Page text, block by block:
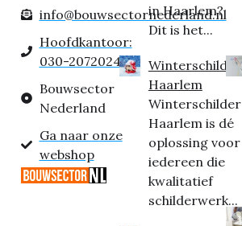
info@bouwsectornederland.nl
Hoofdkantoor:
030-2072024
Bouwsector
Nederland
Ga naar onze
webshop
in Haarlem?
Dit is het...
Winterschilder
Haarlem
Winterschilder
Haarlem is dé
oplossing voor
iedereen die
kwalitatief
schilderwerk...